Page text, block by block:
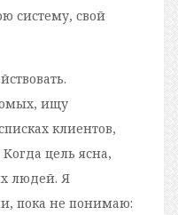
систему, свой
ищу
клиентов,
цель ясна,
людей. Я
пока не понимаю: